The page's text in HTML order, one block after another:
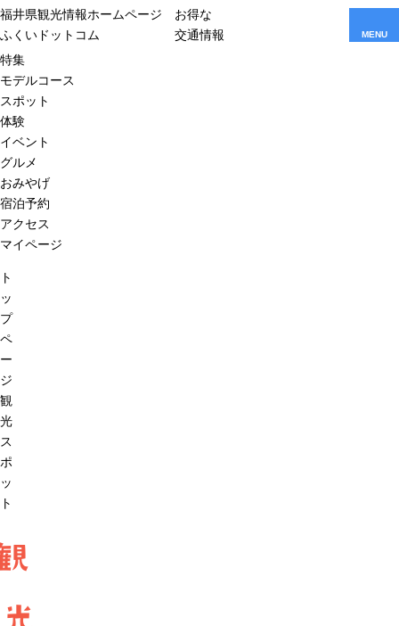
福井県観光情報ホームページ
ふくいドットコム
お得な
交通情報
MENU
特集
モデルコース
スポット
体験
イベント
グルメ
おみやげ
宿泊予約
アクセス
マイページ
ト
ッ
プ
ペ
ー
ジ
観
光
ス
ポ
ッ
ト
光